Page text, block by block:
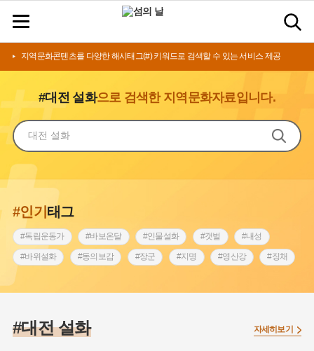
지역문화콘텐츠를 다양한 해시태그(#) 키워드로 검색할 수 있는 서비스 제공
#대전 설화으로 검색한 지역문화자료입니다.
#인기태그
#독립운동가 #바보온달 #인물설화 #갯벌 #내성
#바위설화 #동의보감 #장군 #지명 #영산강 #징채
#인천 #외성 #낙성대
#대전 설화 자세히보기